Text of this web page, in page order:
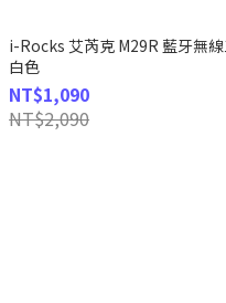
i-Rocks 艾芮克 M29R 藍牙無
白色
NT$1,090
NT$2,090